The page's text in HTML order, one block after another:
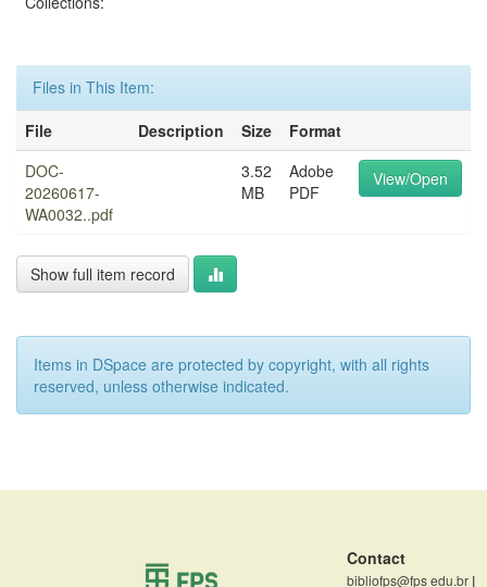
Files in This Item:
File
Description Size
Format
DOC-
20260617-
WA0032..pdf
3.52
MB
Adobe
PDF
View/Open
Show full item record
Items in DSpace are protected by copyright, with all rights
reserved, unless otherwise indicated.
Contact
bibliofps@fps edu.br |